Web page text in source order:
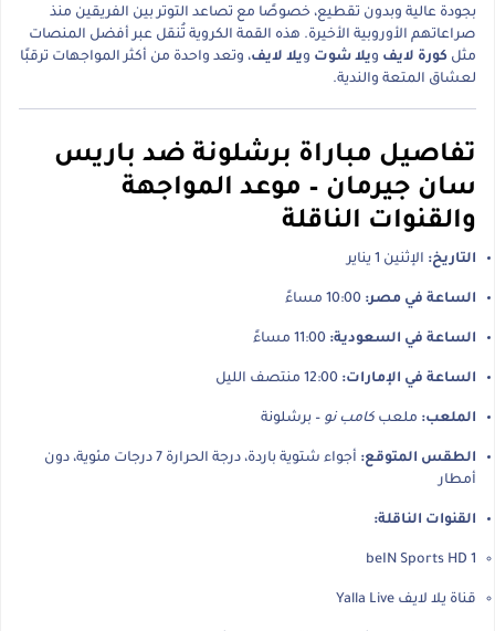
بجودة عالية وبدون تقطيع، خصوصًا مع تصاعد التوتر بين الفريقين منذ
صراعاتهم الأوروبية الأخيرة. هذه القمة الكروية تُنقل عبر أفضل المنصات
مثل كورة لايف ويلا شوت ويلا لايف، وتعد واحدة من أكثر المواجهات ترقبًا
لعشاق المتعة والندية.
تفاصيل مباراة برشلونة ضد باريس
سان جيرمان – موعد المواجهة
والقنوات الناقلة
التاريخ: الإثنين 1 يناير
الساعة في مصر:
الساعة في السعودية:
الساعة في الإمارات:
الملعب: ملعب كامب نو – برشلونة
الطقس المتوقع:
أجواء شتوية باردة، درجة الحرارة 7 درجات مئوية، دون
أمطار
القنوات الناقلة:
beIN Sports HD 1
قناة يلا لايف Yalla Live